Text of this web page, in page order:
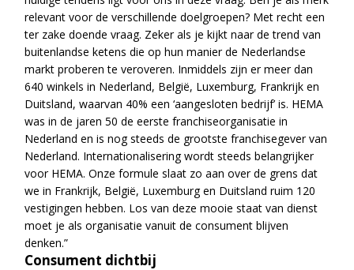
relevant voor de verschillende doelgroepen? Met recht een
ter zake doende vraag. Zeker als je kijkt naar de trend van
buitenlandse ketens die op hun manier de Nederlandse
markt proberen te veroveren. Inmiddels zijn er meer dan
640 winkels in Nederland, België, Luxemburg, Frankrijk en
Duitsland, waarvan 40% een ‘aangesloten bedrijf’ is. HEMA
was in de jaren 50 de eerste franchiseorganisatie in
Nederland en is nog steeds de grootste franchisegever van
Nederland. Internationalisering wordt steeds belangrijker
voor HEMA. Onze formule slaat zo aan over de grens dat
we in Frankrijk, België, Luxemburg en Duitsland ruim 120
vestigingen hebben. Los van deze mooie staat van dienst
moet je als organisatie vanuit de consument blijven
denken.”
Consument dichtbij